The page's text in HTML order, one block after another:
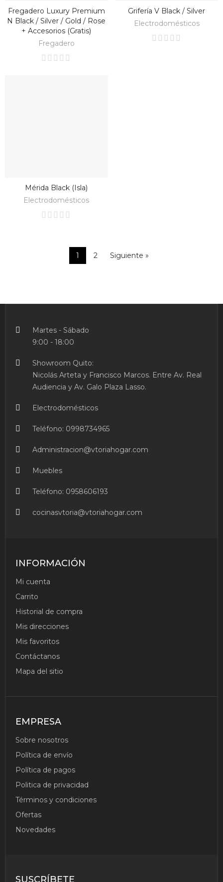
BAJO PEDIDO
Fregadero Luxury Premium
N Black / Silver / Gold / Rose
+ Accesorios (gratis)
Fregadero
BAJO PEDIDO
Grifería V Black / Silver
Electrodomésticos
BAJO PEDIDO
Mérida Black (Isla)
Electrodomésticos
1 2 Siguiente »
Martes - Sábado
9:00 - 18:00
Showroom Quito:
Nicolás Arteta y Francisco Marcos. Entre Av. Real
Audiencia y Av. Galo Plaza Lasso.
Electrodomésticos
Teléfono: 0998734965
Administracion@vtoriahogar.com
Muebles
Teléfono: 0958606193
cocinasvtoria@vtoriahogar.com
INFORMACIÓN
Mi cuenta
Carrito
Historial de compra
Mis direcciones
Mis favoritos
Contáctanos
Mapa del sitio
EMPRESA
Sobre nosotros
Política de envío
Política de pagos
Politica de privacidad
Términos y condiciones
Ofertas
Novedades
SUSCRÍBETE